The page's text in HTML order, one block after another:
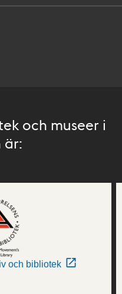
och museer i
är:
och bibliotek